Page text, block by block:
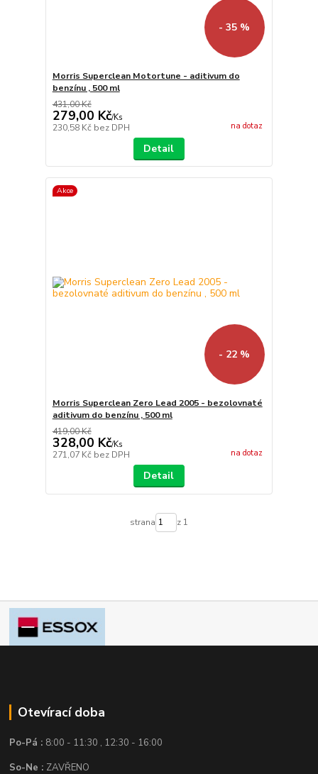
- 35 %
Morris Superclean Motortune - aditivum do
benzínu , 500 ml
431,00 Kč
279,00 Kč/Ks
230,58 Kč bez DPH na dotaz
Detail
Akce
- 22 %
Morris Superclean Zero Lead 2005 - bezolovnaté
aditivum do benzínu , 500 ml
419,00 Kč
328,00 Kč/Ks
271,07 Kč bez DPH na dotaz
Detail
strana z 1
Otevírací doba
Po-Pá : 8:00 - 11:30 , 12:30 - 16:00
So-Ne : ZAVŘENO